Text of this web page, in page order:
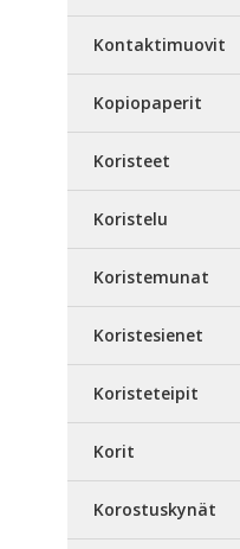
Kontaktimuovit
Kopiopaperit
Koristeet
Koristelu
Koristemunat
Koristesienet
Koristeteipit
Korit
Korostuskynät